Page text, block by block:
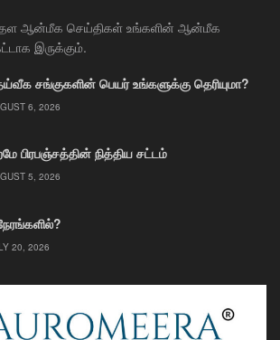
தள ஆன்மீக செய்திகள் உங்களின் ஆன்மீக
இருக்கும்.
சங்குகளின் பெயர் உங்களுக்கு தெரியுமா?
6, 2026
பிரபஞ்சத்தின் நித்திய சட்டம்
5, 2026
20, 2026